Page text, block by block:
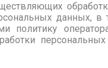
данных,
политику